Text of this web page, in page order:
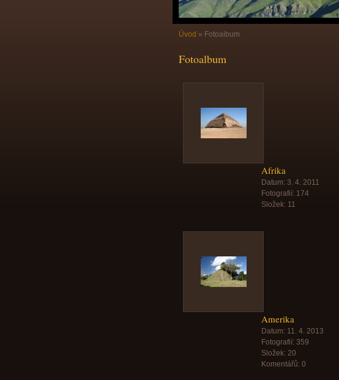
Úvod » Fotoalbum
Fotoalbum
Afrika
Datum: 3. 4. 2011
Fotografií: 174
Složek: 11
Amerika
Datum: 11. 4. 2013
Fotografií: 359
Složek: 20
Komentářů: 0